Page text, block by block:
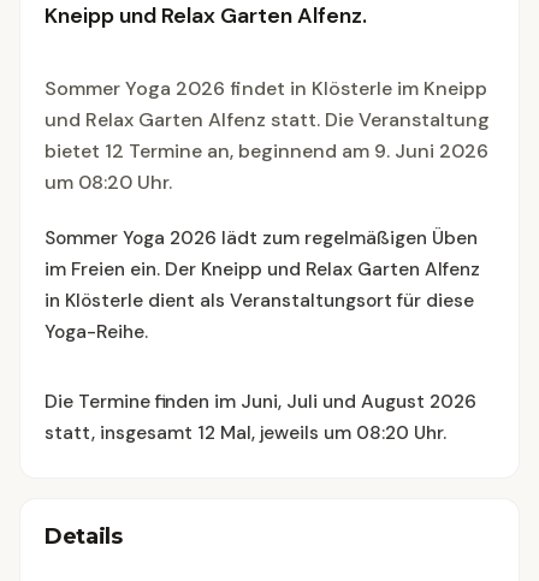
Kneipp und Relax Garten Alfenz.
Sommer Yoga 2026 findet in Klösterle im Kneipp
und Relax Garten Alfenz statt. Die Veranstaltung
bietet 12 Termine an, beginnend am 9. Juni 2026
um 08:20 Uhr.
Sommer Yoga 2026 lädt zum regelmäßigen Üben
im Freien ein. Der Kneipp und Relax Garten Alfenz
in Klösterle dient als Veranstaltungsort für diese
Yoga-Reihe.
Die Termine finden im Juni, Juli und August 2026
statt, insgesamt 12 Mal, jeweils um 08:20 Uhr.
Details